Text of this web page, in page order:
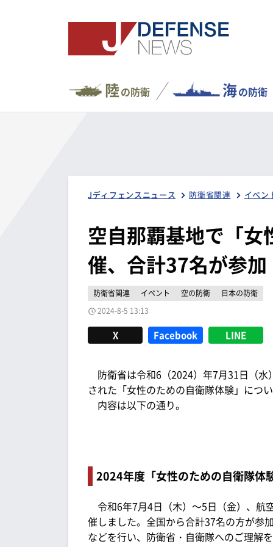
陸の防衛 海の防衛
Jディフェンスニュース 防衛省関連 イベン
空自那覇基地で「
催、合計37名が参
防衛省関連 イベント 空の防衛
日本の防衛
2024-8-5 13:13
X Facebook LINE
防衛省は令和6（2024）年7月31日（
された「女性のための自衛隊体験」につ
内容は以下の通り。
2024年度「女性のための自衛隊体
令和6年7月4日（木）～5日（金）、航
催しました。全国から合計37名の方が参
などを行い、防衛省・自衛隊へのご理解